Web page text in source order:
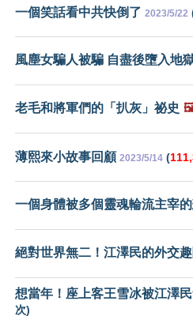
一個笑話看中共快倒了 2023/5/22
風塵女騙人被騙 自盡後墮入地
老毛和將軍們的「扒灰」祕史
薄熙來小故事回顧 2023/5/14 (
一個身體被多個靈魂輪流主宰
絕對世界無二！江澤民的外交趣
想當年！座上客王雪冰被江澤
次)